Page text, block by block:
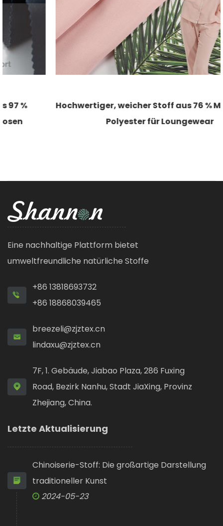
Hochwertiger, weicher Stoff aus 76 % Modal, 24 %
Polyester für Loungewear
Eine nachhaltige Plattform bietet
umweltfreundliche natürliche Stoffe
+86 13818693732
+86 18868039465
breezeli@zjztex.cn
lindaxu@zjztex.cn
7F, 1. Gebäude, Jiabao Plaza, 286 Fuxing
Road, Bezirk Nanhu, Stadt JiaXing, Provinz
Zhejiang, China.
Letzte Aktualisierung
Chinoiserie-Stoff: Die großartige Darstellung
traditioneller Kunst
2024-05-23